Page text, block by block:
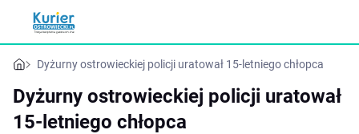
Dyżurny ostrowieckiej policji uratował 15-letniego chłopca
Dyżurny ostrowieckiej policji uratował
15-letniego chłopca